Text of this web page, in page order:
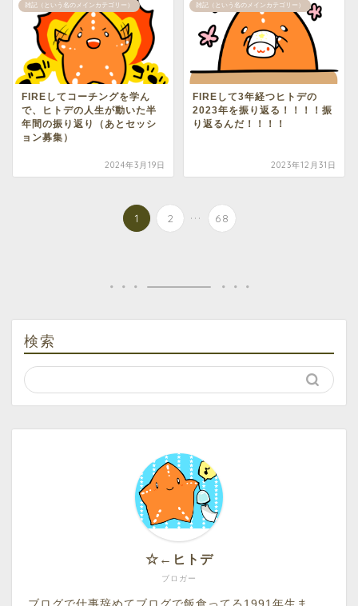
雑記（という名のメインカテゴリー）
FIREしてコーチングを学ん
で、ヒトデの人生が動いた半
年間の振り返り（あとセッシ
ョン募集）
2024年3月19日
雑記（という名のメインカテゴリー）
FIREして3年経つヒトデの
2023年を振り返る！！！！振
り返るんだ！！！！
2023年12月31日
1 2 ... 68
検索
ブロガー
☆←ヒトデ